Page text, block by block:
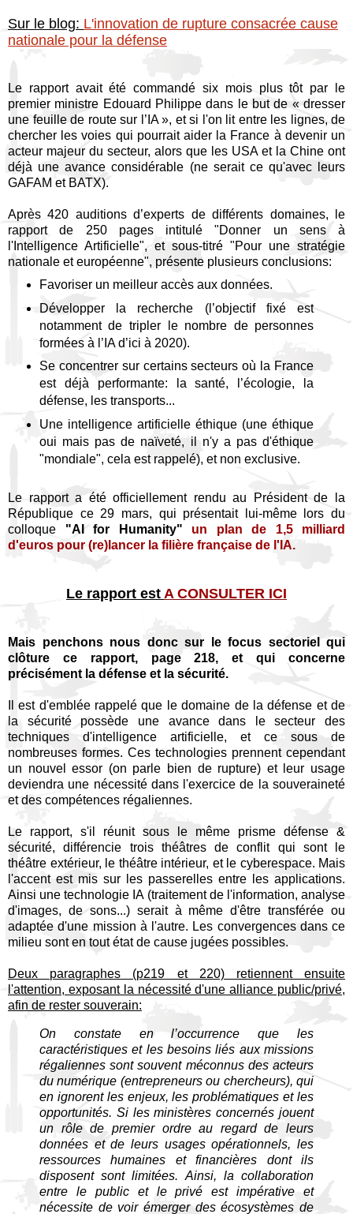
Sur le blog: L'innovation de rupture consacrée cause
nationale pour la défense
Le rapport avait été commandé six mois plus tôt par le
premier ministre Edouard Philippe dans le but de « dresser
une feuille de route sur l’IA », et si l'on lit entre les lignes, de
chercher les voies qui pourrait aider la France à devenir un
acteur majeur du secteur, alors que les USA et la Chine ont
déjà une avance considérable (ne serait ce qu'avec leurs
GAFAM et BATX).
Après 420 auditions d’experts de différents domaines, le
rapport de 250 pages intitulé "Donner un sens à
l'Intelligence Artificielle", et sous-titré "Pour une stratégie
nationale et européenne", présente plusieurs conclusions:
Favoriser un meilleur accès aux données.
Développer la recherche (l’objectif fixé est
notamment de tripler le nombre de personnes
formées à l’IA d’ici à 2020).
Se concentrer sur certains secteurs où la France
est déjà performante: la santé, l’écologie, la
défense, les transports...
Une intelligence artificielle éthique (une éthique
oui mais pas de naïveté, il n'y a pas d'éthique
"mondiale", cela est rappelé), et non exclusive.
Le rapport a été officiellement rendu au Président de la
République ce 29 mars, qui présentait lui-même lors du
colloque "AI for Humanity"
un plan de 1,5 milliard
d'euros pour (re)lancer la filière française de l'IA.
Le rapport est A CONSULTER ICI
Mais penchons nous donc sur le focus sectoriel qui
clôture ce rapport, page 218, et qui concerne
précisément la défense et la sécurité.
Il est d'emblée rappelé que le domaine de la défense et de
la sécurité possède une avance dans le secteur des
techniques d'intelligence artificielle, et ce sous de
nombreuses formes. Ces technologies prennent cependant
un nouvel essor (on parle bien de rupture) et leur usage
deviendra une nécessité dans l'exercice de la souveraineté
et des compétences régaliennes.
Le rapport, s'il réunit sous le même prisme défense &
sécurité, différencie trois théâtres de conflit qui sont le
théâtre extérieur, le théâtre intérieur, et le cyberespace. Mais
l'accent est mis sur les passerelles entre les applications.
Ainsi une technologie IA (traitement de l'information, analyse
d'images, de sons...) serait à même d'être transférée ou
adaptée d'une mission à l'autre. Les convergences dans ce
milieu sont en tout état de cause jugées possibles.
Deux paragraphes (p219 et 220) retiennent ensuite
l'attention, exposant la nécessité d'une alliance public/privé,
afin de rester souverain:
On constate en l’occurrence que les
caractéristiques et les besoins liés aux missions
régaliennes sont souvent méconnus des acteurs
du numérique (entrepreneurs ou chercheurs), qui
en ignorent les enjeux, les problématiques et les
opportunités. Si les ministères concernés jouent
un rôle de premier ordre au regard de leurs
données et de leurs usages opérationnels, les
ressources humaines et financières dont ils
disposent sont limitées. Ainsi, la collaboration
entre le public et le privé est impérative et
nécessite de voir émerger des écosystèmes de